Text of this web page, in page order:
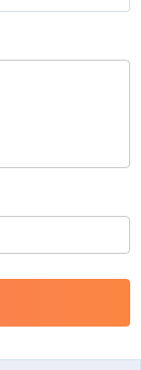
除や書き込み制